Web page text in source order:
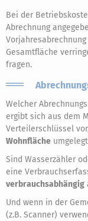
Bei der
Abrechnung
Gesamtfläche
fragen.
Welcher
ergibt sich aus dem
Verteilerschlüssel
Wohnfläche
Sind Wasserzähler
eine
verbrauchsabhängig
Und wenn in der
(z.B. Scanner)